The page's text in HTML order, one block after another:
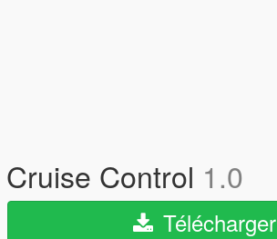
Cruise Control 1.0
Télécharger